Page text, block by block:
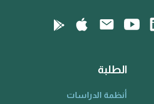
الطلبة
أنظمة الدراسات